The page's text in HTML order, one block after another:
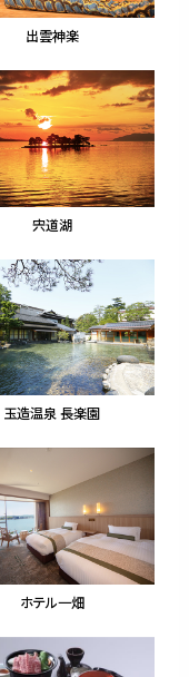
出雲神楽
宍道湖
玉造温泉 長楽園
ホテル一畑